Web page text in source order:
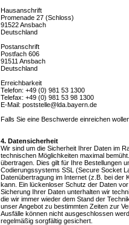
Hausanschrift
Promenade 27 (Schloss)
91522 Ansbach
Deutschland
Postanschrift
Postfach 606
91511 Ansbach
Deutschland
Erreichbarkeit
Telefon: +49 (0) 981 53 1300
Telefax: +49 (0) 981 53 98 1300
E-Mail: poststelle@lda.bayern.de
Falls Sie eine Beschwerde einreichen
4. Datensicherheit
Wir sind um die Sicherheit Ihrer Daten im
technischen Möglichkeiten maximal
übertragen. Dies gilt für Ihre Bestellungen
Codierungssystems SSL (Secure Socket
Datenübertragung im Internet (z.B. bei der
kann. Ein lückenloser Schutz der Daten
Sicherung Ihrer Daten unterhalten wir
die wir immer wieder dem Stand der
unser Angebot zu bestimmten Zeiten zur
Ausfälle können nicht ausgeschlossen
regelmäßig sorgfältig gesichert.